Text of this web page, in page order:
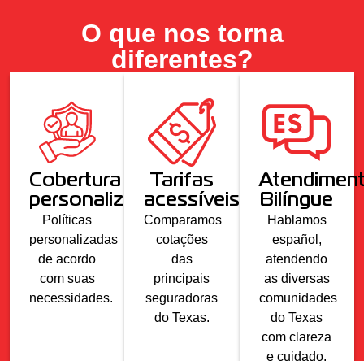
O que nos torna
diferentes?
Cobertura
personalizada
Políticas
personalizadas
de acordo
com suas
necessidades.
Tarifas
acessíveis
Comparamos
cotações
das
principais
seguradoras
do Texas.
Bilíngue
Hablamos
español,
atendendo
as diversas
comunidades
do Texas
com clareza
e cuidado.